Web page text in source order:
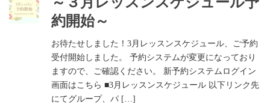
約開始～
お待たせしました！3月レッスンスケジュール、ご予約
受付開始しました。 予約システムが変更になっており
ますので、ご確認ください。 新予約システムログイン
画面はこちら ■3月レッスンスケジュール 以下リンク先
にてグループ、パ […]